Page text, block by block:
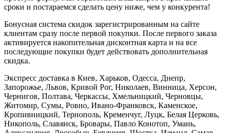
сроки и постараемся сделать цену ниже, чем у конкурента!
Бонусная система скидок зарегистрированным на сайте
клиентам сразу после первой покупки. После первого заказа
активируется накопительная дисконтная карта и на все
последующие покупки будет действовать дополнительная
скидка.
Экспресс доставка в Киев, Харьков, Одесса, Днепр,
Запорожье, Львов, Кривой Рог, Николаев, Винница, Херсон,
Чернигов, Полтава, Черкассы, Хмельницкий, Черновцы,
Житомир, Сумы, Ровно, Ивано-Франковск, Каменское,
Кропивницкий, Тернополь, Кременчуг, Луцк, Белая Церковь,
Никополь, Славянск, Бровары, Павло Конотоп, Умань,